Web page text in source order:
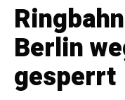
Berlin
gesperrt